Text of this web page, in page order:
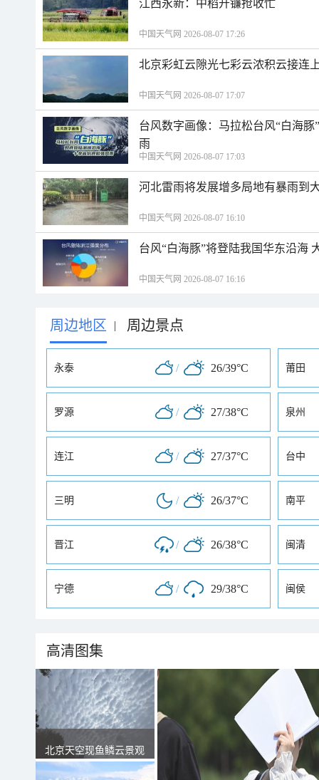
江西永新：中稻开镰抢收忙
中国天气网 2026-08-07 17:26
北京彩虹云隙光七彩云浓积云接连
中国天气网 2026-08-07 17:07
台风数字画像：马拉松台风“白海
雨
中国天气网 2026-08-07 17:03
河北雷雨将发展增多局地有暴雨到
中国天气网 2026-08-07 16:10
台风“白海豚”将登陆我国华东沿海
中国天气网 2026-08-07 16:16
周边地区 | 周边景点
永泰 / 26/39°C 莆田
罗源 / 27/38°C 泉州
连江 / 27/37°C 台中
三明 / 26/37°C 南平
晋江 / 26/38°C 闽清
宁德 / 29/38°C 闽侯
高清图集
北京天空现鱼鳞云景观